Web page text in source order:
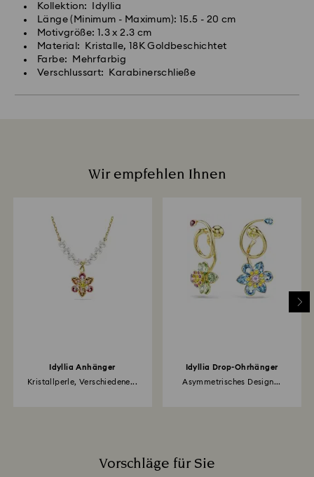
Kollektion: Idyllia
Länge (Minimum - Maximum): 15.5 - 20 cm
Motivgröße: 1.3 x 2.3 cm
Material: Kristalle, 18K Goldbeschichtet
Farbe: Mehrfarbig
Verschlussart: Karabinerschließe
Wir empfehlen Ihnen
Idyllia Anhänger
Kristallperle, Verschiedene...
Idyllia Drop-Ohrhänger
Asymmetrisches Design...
Vorschläge für Sie